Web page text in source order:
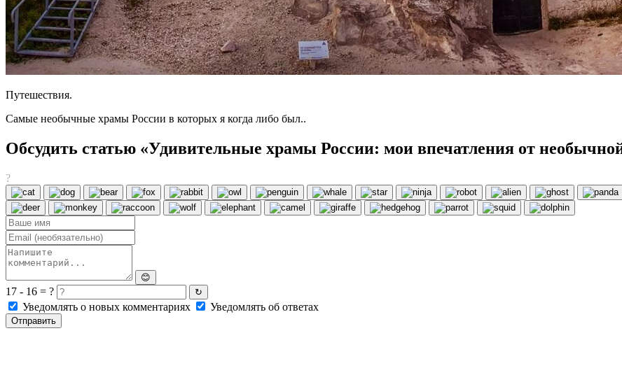
Путешествия.
Самые необычные храмы России в которых я когда либо был..
Обсудить статью «Удивительные храмы России: мои впечатления от
?
😊
17 - 16 = ? ↻
Уведомлять о новых комментариях Уведомлять об ответах
Отправить